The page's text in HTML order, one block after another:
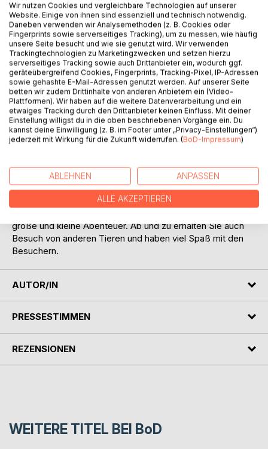
Auf die Merkliste
Titel bewerten
BESCHREIBUNG
se ok besöcht van anner Deerten un hebbt denn Spaaß
mitnanner.
große und kleine Abenteuer. Ab und zu erhalten Sie auch
Besuch von anderen Tieren und haben viel Spaß mit den
Besuchern.
AUTOR/IN
PRESSESTIMMEN
REZENSIONEN
WEITERE TITEL BEI BoD
Wir nutzen Cookies und vergleichbare Technologien auf unserer
Website. Einige von ihnen sind essenziell und technisch notwendig.
Daneben verwenden wir Analysemethoden (z. B. Cookies oder
Fingerprints sowie serverseitiges Tracking), um zu messen, wie häufig
unsere Seite besucht und wie sie genutzt wird. Wir verwenden
Trackingtechnologien zu Marketingzwecken und setzen hierzu
serverseitiges Tracking sowie auch Drittanbieter ein, wodurch ggf.
geräteübergreifend Cookies, Fingerprints, Tracking-Pixel, IP-Adressen
sowie gehashte E-Mail-Adressen genutzt werden. Auf unserer Seite
betten wir zudem Drittinhalte von anderen Anbietern ein (Video-
Plattformen). Wir haben auf die weitere Datenverarbeitung und ein
etwaiges Tracking durch den Drittanbieter keinen Einfluss. Mit deiner
Einstellung willigst du in die oben beschriebenen Vorgänge ein. Du
kannst deine Einwilligung (z. B. im Footer unter „Privacy-Einstellungen“)
jederzeit mit Wirkung für die Zukunft widerrufen. (BoD-Impressum)
ABLEHNEN ANPASSEN
ALLE AKZEPTIEREN